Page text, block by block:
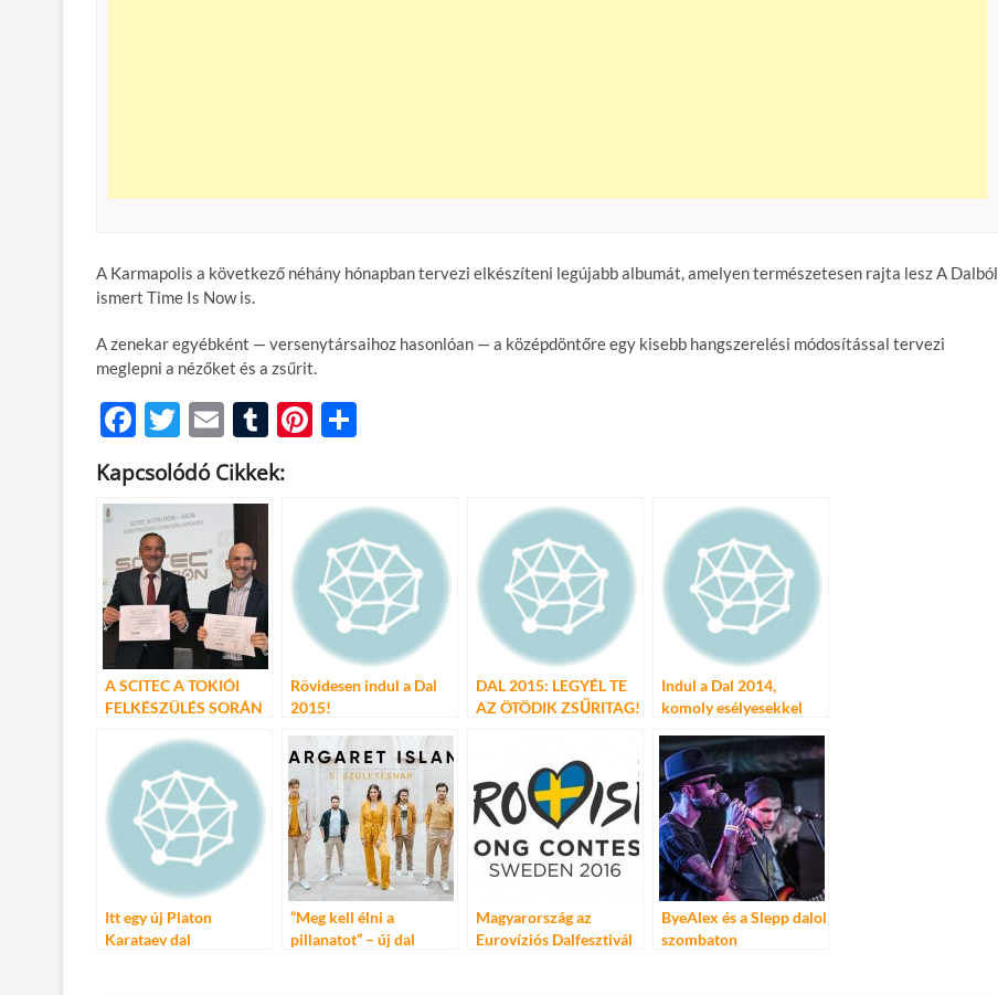
A Karmapolis a következő néhány hónapban tervezi elkészíteni legújabb albumát, amelyen természetesen rajta lesz A Dalból
ismert Time Is Now is.
A zenekar egyébként — versenytársaihoz hasonlóan — a középdöntőre egy kisebb hangszerelési módosítással tervezi
meglepni a nézőket és a zsűrit.
F
ac
e
b
o
o
k
T
w
itt
er
E
m
ail
T
u
m
Pi
es m
e
g
Kapcsolódó Cikkek:
A SCITEC A TOKIÓI
FELKÉSZÜLÉS SORÁN
SPORTOLÓKAT
Rövidesen indul a Dal
2015!
DAL 2015: LEGYÉL TE
AZ ÖTÖDIK ZSŰRITAG!
Indul a Dal 2014,
komoly esélyesekkel
Itt egy új Platon
Karataev dal
“Meg kell élni a
pillanatot” – új dal
Magyarország az
Eurovíziós Dalfesztivál
ByeAlex és a Slepp dalol
szombaton